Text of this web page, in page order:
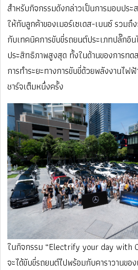
สำหรับกิจกรรมดังกล่าวเป็นการมอบปร
ให้กับลูกค้าของเมอร์เซเดส-เบนซ์ รวมถึ
กับเทคนิคการขับขี่รถยนต์ประเภทปลั๊กอิ
ประสิทธิภาพสูงสุด ทั้งในด้านของการท
การทำระยะทางการขับขี่ด้วยพลังงานไฟ
ชาร์จเต็มหนึ่งครั้ง
ในกิจกรรม “Electrify your day with
จะได้ขับขี่รถยนต์ไปพร้อมกับคาราวานขอ